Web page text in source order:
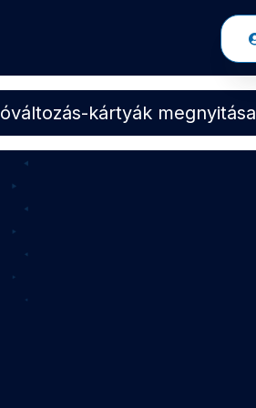
kártyák megnyitása